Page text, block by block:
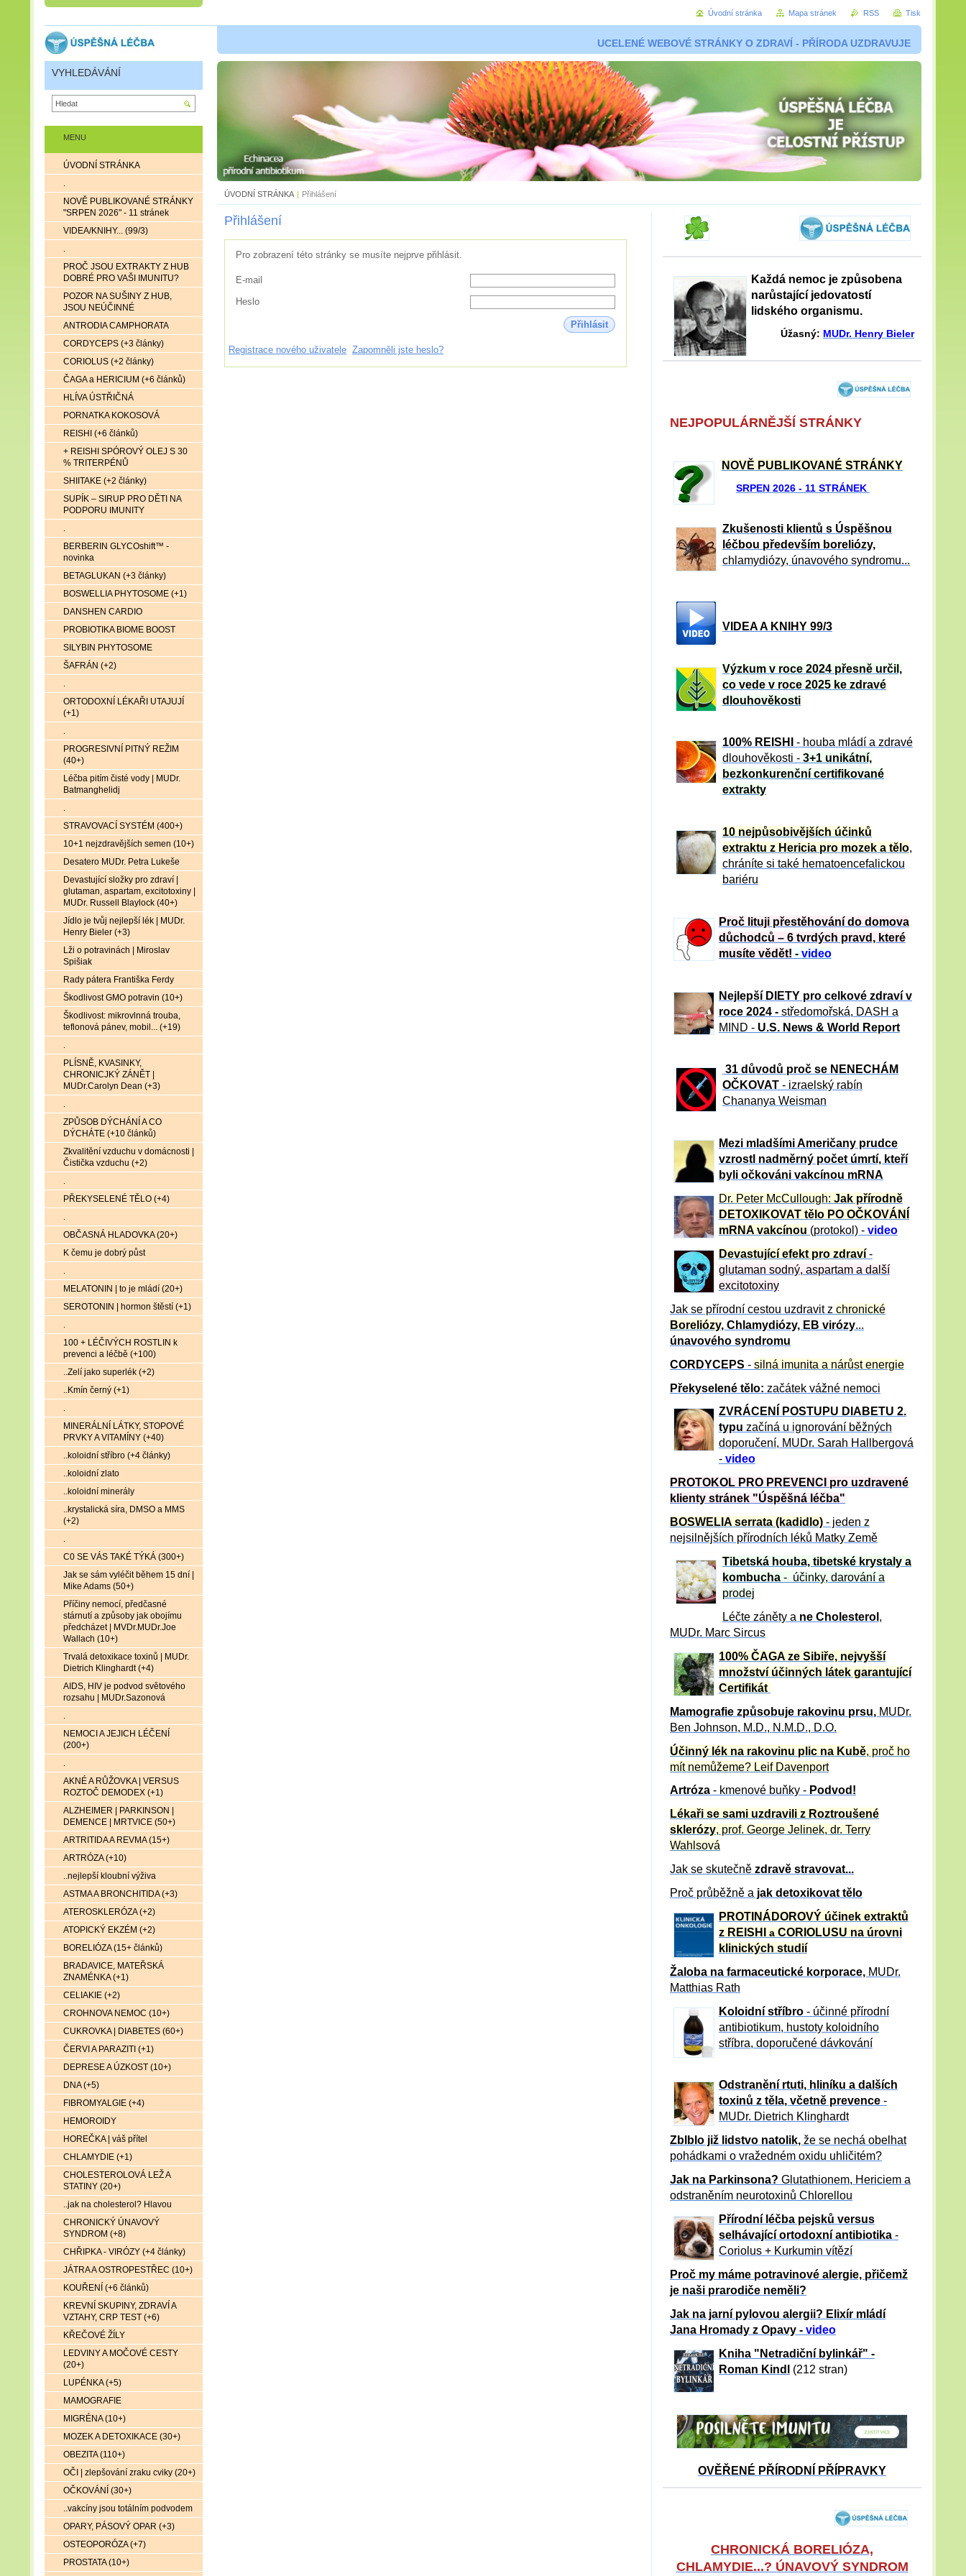
UCELENÉ WEBOVÉ STRÁNKY O ZDRAVÍ - PŘÍRODA UZDRAVUJE
ÚVODNÍ STRÁNKA | Přihlášení
Přihlášení
Pro zobrazení této stránky se musíte nejprve přihlásit.
E-mail
Heslo
Přihlásit
Registrace nového uživatele Zapomněli jste heslo?
Každá nemoc je způsobena
narůstající jedovatostí
lidského organismu.
Úžasný: MUDr. Henry Bieler
NEJPOPULÁRNĚJŠÍ STRÁNKY
NOVĚ PUBLIKOVANÉ STRÁNKY
SRPEN 2026 - 11 STRÁNEK
Zkušenosti klientů s Úspěšnou
léčbou především boreliózy,
chlamydiózy, únavového syndromu...
VIDEA A KNIHY 99/3
Výzkum v roce 2024 přesně určil,
co vede v roce 2025 ke zdravé
dlouhověkosti
100% REISHI
- houba mládí a zdravé
dlouhověkosti - 3+1 unikátní,
bezkonkurenční certifikované
extrakty
10 nejpůsobivějších účinků
extraktu z Hericia pro mozek a tělo,
chráníte si také hematoencefalickou
bariéru
Proč lituji přestěhování do domova
důchodců – 6 tvrdých pravd, které
musíte vědět! - video
Nejlepší DIETY pro celkové zdraví v
roce 2024 - středomořská, DASH a
MIND - U.S. News & World Report
31 důvod ů proč se NENECHÁM
OČKOVAT - izraelský rabín
Chananya Weisman
Mezi mladšími Američany prudce
vzrostl nadměrný počet úmrtí, kteří
byli očkováni vakcínou mRNA
Dr. Peter McCullough: Jak přírodně
DETOXIKOVAT tělo PO OČKOVÁNÍ
mRNA vakcínou (protokol) - video
Devastující efekt pro zdraví-
glutaman sodný, aspartam a další
excitotoxiny
Jak se přírodní cestou uzdravit z chronické
Boreliózy, Chlamydiózy, EB virózy...
únavového syndromu
CORDYCEPS - silná imunita a nárůst energie
Překyselené tělo: začátek vážné nemoci
ZVRÁCE NÍ POSTUPU DIABETU 2.
typu začíná u ignorování běžných
doporučení, MUDr. Sarah Hallbergová
- video
PROTOKOL PRO PREVENCI pro uzdravené
klienty stránek "Úspěšná léčba"
BOSWELIA serrata (kadidlo) - jeden z
nejsilnějších přírodních léků Matky Země
Tibetská houba, tibetské krystaly a
kombucha - účinky, darování a
prodej
Léčte záněty a ne Cholesterol ,
MUDr. Marc Sircus
100% ČAGA ze Sibiře, nejvyšší
množství účinných látek garantující
Certifikát
Mamografie způsobuje rakovinu prsu, MUDr.
Ben Johnson, M.D., N.M.D., D.O.
Účinný lék na rakovinu plic na Kubě, proč ho
mít nemůžeme? Leif Davenport
Artróza - kmenové buňky - Podvod!
Lékaři se sami uzdravili z Roztroušené
sklerózy, prof. George Jelinek, dr. Terry
Wahlsová
Jak se skutečně zdravě stravovat...
Proč průběžně a jak detoxikovat tělo
PROTINÁDOROVÝ účinek extraktů
z REISHI a CORIOLUSU na úrovni
klinických studií
Žaloba na farmaceutické korporace, MUDr.
Matthias Rath
Koloidní stříbro- účinné přírodní
antibiotikum, hustoty koloidního
stříbra, doporučené dávkování
Odstranění rtuti, hliníku a dalších
toxinů z těla, včetně prevence -
MUDr. Dietrich Klinghardt
Zblblo již lidstvo natolik, že se nechá obelhat
pohádkami o vražedném oxidu uhličitém?
Jak na Parkinsona? Glutathionem, Hericiem a
odstraněním neurotoxinů Chlorellou
Přírodní léčba pejsků versus
selhávající ortodoxní antibiotika -
Coriolus + Kurkumin vítězí
Proč my máme potravinové alergie, přičemž
je naši prarodiče neměli?
Jak na jarní pylovou alergii? Elixír mládí
Jana Hromady z Opavy - video
Kniha "Netradiční bylinkář" -
Roman Kindl
(212 stran)
OVĚŘENÉ PŘÍRODNÍ PŘÍPRAVKY
CHRONICKÁ BORELIÓZA,
CHLAMYDIE...? ÚNAVOVÝ SYNDROM
MENU
ÚVODNÍ STRÁNKA
.
NOVĚ PUBLIKOVANÉ STRÁNKY
"SRPEN 2026" - 11 stránek
VIDEA/KNIHY... (99/3)
.
PROČ JSOU EXTRAKTY Z HUB
DOBRÉ PRO VAŠI IMUNITU?
POZOR NA SUŠINY Z HUB,
JSOU NEÚČINNÉ
ANTRODIA CAMPHORATA
CORDYCEPS (+3 články)
CORIOLUS (+2 články)
ČAGA a HERICIUM (+6 článků)
HLÍVA ÚSTŘIČNÁ
PORNATKA KOKOSOVÁ
REISHI (+6 článků)
+ REISHI SPÓROVÝ OLEJ S 30
% TRITERPÉNŮ
SHIITAKE (+2 články)
SUPÍK – SIRUP PRO DĚTI NA
PODPORU IMUNITY
.
BERBERIN GLYCOshift™ -
novinka
BETAGLUKAN (+3 články)
BOSWELLIA PHYTOSOME (+1)
DANSHEN CARDIO
PROBIOTIKA BIOME BOOST
SILYBIN PHYTOSOME
ŠAFRÁN (+2)
.
ORTODOXNÍ LÉKAŘI UTAJUJÍ
(+1)
.
PROGRESIVNÍ PITNÝ REŽIM
(40+)
Léčba pitím čisté vody | MUDr.
Batmanghelidj
.
STRAVOVACÍ SYSTÉM (400+)
10+1 nejzdravějších semen (10+)
Desatero MUDr. Petra Lukeše
Devastující složky pro zdraví |
glutaman, aspartam, excitotoxiny |
MUDr. Russell Blaylock (40+)
Jídlo je tvůj nejlepší lék | MUDr.
Henry Bieler (+3)
Lži o potravinách | Miroslav
Spišiak
Rady pátera Františka Ferdy
Škodlivost GMO potravin (10+)
Škodlivost: mikrovlnná trouba,
teflonová pánev, mobil... (+19)
.
PLÍSNĚ, KVASINKY,
CHRONICJKÝ ZÁNĚT |
MUDr.Carolyn Dean (+3)
.
ZPŮSOB DÝCHÁNÍ A CO
DÝCHÁTE (+10 článků)
Zkvalitění vzduchu v domácnosti |
Čistička vzduchu (+2)
.
PŘEKYSELENÉ TĚLO (+4)
.
OBČASNÁ HLADOVKA (20+)
K čemu je dobrý půst
.
MELATONIN | to je mládí (20+)
SEROTONIN | hormon štěstí (+1)
.
100 + LÉČIVÝCH ROSTLIN k
prevenci a léčbě (+100)
..Zelí jako superlék (+2)
..Kmín černý (+1)
.
MINERÁLNÍ LÁTKY, STOPOVÉ
PRVKY A VITAMÍNY (+40)
..koloidní stříbro (+4 články)
..koloidní zlato
..koloidní minerály
..krystalická síra, DMSO a MMS
(+2)
.
C0 SE VÁS TAKÉ TÝKÁ (300+)
Jak se sám vyléčit během 15 dní |
Mike Adams (50+)
Příčiny nemocí, předčasné
stárnutí a způsoby jak obojímu
předcházet | MVDr.MUDr.Joe
Wallach (10+)
Trvalá detoxikace toxinů | MUDr.
Dietrich Klinghardt (+4)
AIDS, HIV je podvod světového
rozsahu | MUDr.Sazonová
.
NEMOCI A JEJICH LÉČENÍ
(200+)
.
AKNÉ A RŮŽOVKA | VERSUS
ROZTOČ DEMODEX (+1)
ALZHEIMER | PARKINSON |
DEMENCE | MRTVICE (50+)
ARTRITIDA A REVMA (15+)
ARTRÓZA (+10)
..nejlepší kloubní výživa
ASTMA A BRONCHITIDA (+3)
ATEROSKLERÓZA (+2)
ATOPICKÝ EKZÉM (+2)
BORELIÓZA (15+ článků)
BRADAVICE, MATEŘSKÁ
ZNAMÉNKA (+1)
CELIAKIE (+2)
CROHNOVA NEMOC (10+)
CUKROVKA | DIABETES (60+)
ČERVI A PARAZITI (+1)
DEPRESE A ÚZKOST (10+)
DNA (+5)
FIBROMYALGIE (+4)
HEMOROIDY
HOREČKA | váš přítel
CHLAMYDIE (+1)
CHOLESTEROLOVÁ LEŽ A
STATINY (20+)
..jak na cholesterol? Hlavou
CHRONICKÝ ÚNAVOVÝ
SYNDROM (+8)
CHŘIPKA - VIRÓZY (+4 články)
JÁTRA A OSTROPESTŘEC (10+)
KOUŘENÍ (+6 článků)
KREVNÍ SKUPINY, ZDRAVÍ A
VZTAHY, CRP TEST (+6)
KŘEČOVÉ ŽÍLY
LEDVINY A MOČOVÉ CESTY
(20+)
LUPÉNKA (+5)
MAMOGRAFIE
MIGRÉNA (10+)
MOZEK A DETOXIKACE (30+)
OBEZITA (110+)
OČI | zlepšování zraku cviky (20+)
OČKOVÁNÍ (30+)
..vakcíny jsou totálním podvodem
OPARY, PÁSOVÝ OPAR (+3)
OSTEOPORÓZA (+7)
PROSTATA (10+)
VYHLEDÁVÁNÍ
Úvodní stránka Mapa stránek RSS Tisk